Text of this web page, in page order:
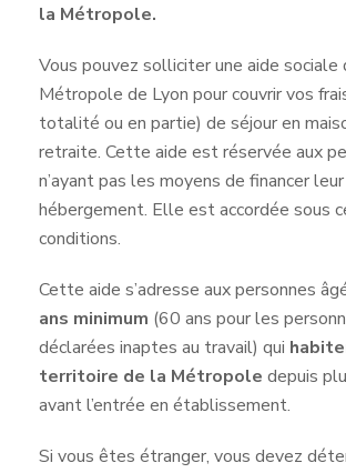
la Métropole.
Vous pouvez solliciter une aide sociale
Métropole de Lyon pour couvrir vos
totalité ou en partie) de séjour en
retraite. Cette aide est réservée aux
n’ayant pas les moyens de financer leur
hébergement. Elle est accordée sous
conditions.
Cette aide s’adresse aux personnes
ans minimum (60 ans pour les
déclarées inaptes au travail) qui
territoire de la Métropole depuis
avant l’entrée en établissement.
Si vous êtes étranger, vous devez